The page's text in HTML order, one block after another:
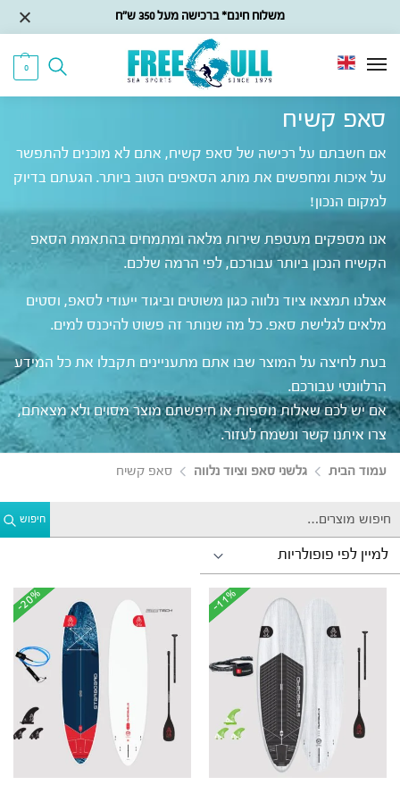
משלוח חינם* ברכישה מעל 350 ש״ח
0
סאפ קשיח
אם חשבתם על רכישה של סאפ קשיח, אתם לא מוכנים להתפשר
על איכות ומחפשים את מותג הסאפים הטוב ביותר. הגעתם בדיוק
למקום הנכון!
אנו מספקים מעטפת שירות מלאה ומתמחים בהתאמת הסאפ
הקשיח הנכון ביותר עבורכם, לפי הרמה שלכם.
אצלנו תמצאו ציוד נלווה כגון משוטים וביגוד ייעודי לסאפ, וסטים
מלאים לגלישת סאפ. כל מה שנותר זה פשוט להיכנס למים.
בעת לחיצה על המוצר שבו אתם מתעניינים תקבלו את כל המידע
הרלוונטי עבורכם.
אם יש לכם שאלות נוספות או חיפשתם מוצר מסוים ולא מצאתם,
צרו איתנו קשר ונשמח לעזור.
עמוד הבית גלשני סאפ וציוד נלווה סאפ קשיח
חיפוש
-11%
-11%
-20%
-20%